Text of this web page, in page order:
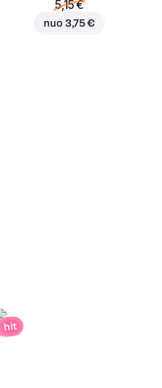
5,15 €
nuo 3,75 €
hit